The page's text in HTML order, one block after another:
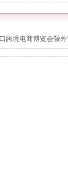
跨境电商博览会暨